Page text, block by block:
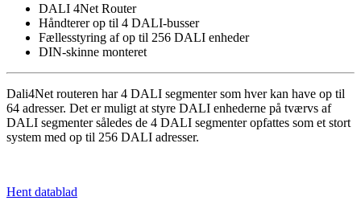
segmenter
antal
DALI 4Net Router
Håndterer op til 4 DALI-busser
Fællesstyring af op til 256 DALI enheder
DIN-skinne monteret
Dali4Net routeren har 4 DALI segmenter som hver kan have op til
64 adresser. Det er muligt at styre DALI enhederne på tværvs af
DALI segmenter således de 4 DALI segmenter opfattes som et stort
system med op til 256 DALI adresser.
Hent datablad